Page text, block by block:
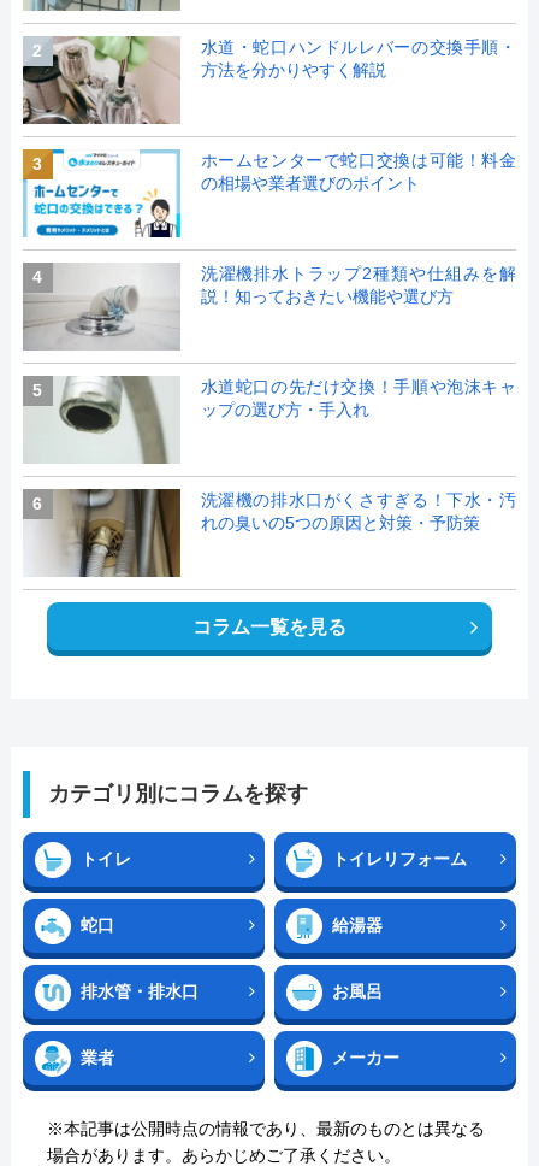
2
水道・蛇口ハンドルレバーの交換手順・
方法を分かりやすく解説
3
ホームセンターで蛇口交換は可能！料金
の相場や業者選びのポイント
4
洗濯機排水トラップ2種類や仕組みを解
説！知っておきたい機能や選び方
5
水道蛇口の先だけ交換！手順や泡沫キャ
ップの選び方・手入れ
6
洗濯機の排水口がくさすぎる！下水・汚
れの臭いの5つの原因と対策・予防策
コラム一覧を見る
カテゴリ別にコラムを探す
トイレ トイレリフォーム
蛇口 給湯器
排水管・排水口 お風呂
業者 メーカー
※本記事は公開時点の情報であり、最新のものとは異なる
場合があります。あらかじめご了承ください。